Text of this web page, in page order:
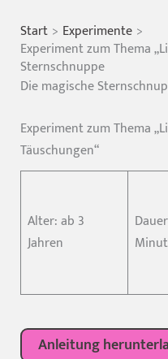
Start Experimente
Experiment zum Thema
Sternschnuppe
Die magische
Experiment zum Thema
Täuschungen“
Alter: ab 3
Jahren
Anleitung